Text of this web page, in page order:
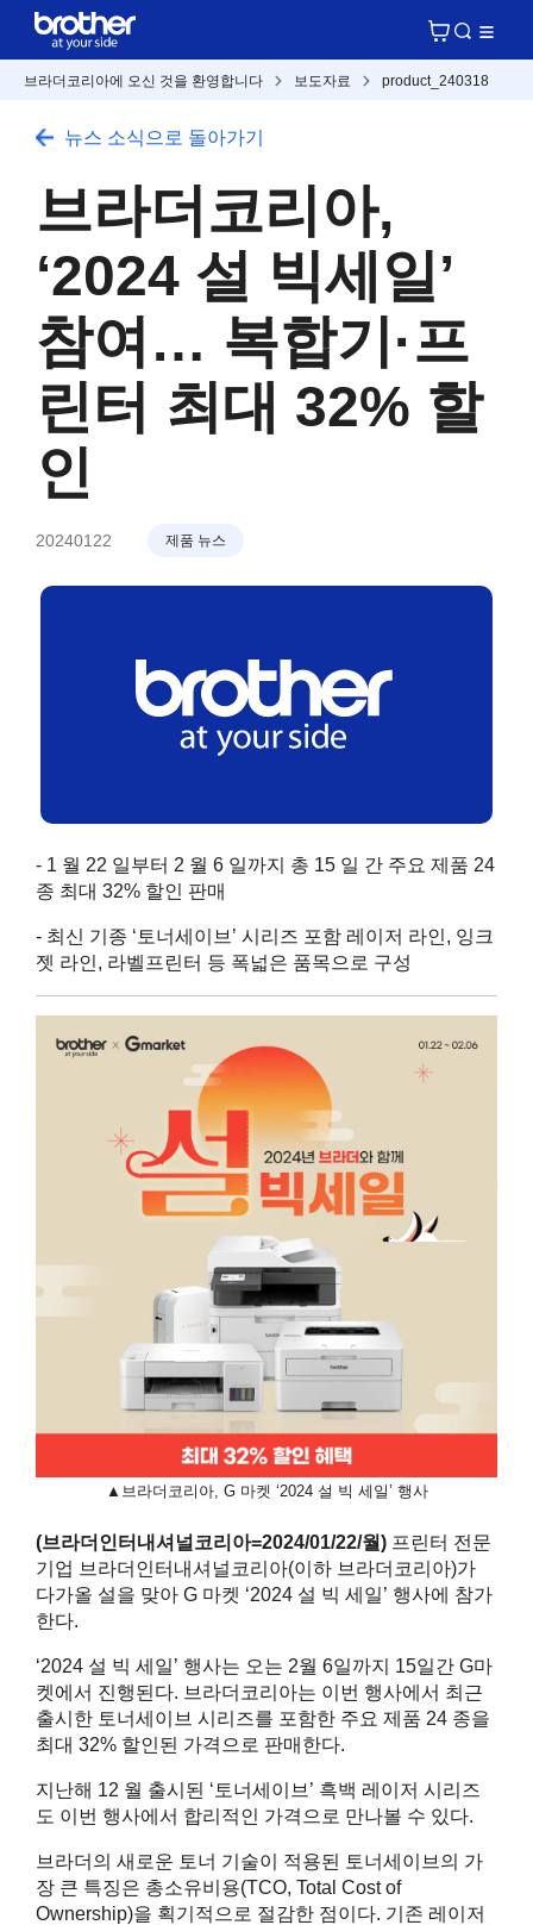
브라더코리아에 오신 것을 환영합니다 보도자료 product_240318
뉴스 소식으로 돌아가기
브라더코리아,
‘2024 설 빅세일’
참여… 복합기·프
린터 최대 32% 할
인
20240122 제품 뉴스
- 1 월 22 일부터 2 월 6 일까지 총 15 일 간 주요 제품 24
종 최대 32% 할인 판매
- 최신 기종 ‘토너세이브’ 시리즈 포함 레이저 라인, 잉크
젯 라인, 라벨프린터 등 폭넓은 품목으로 구성
▲브라더코리아, G 마켓 ‘2024 설 빅 세일’ 행사
(브라더인터내셔널코리아=2024/01/22/월) 프린터 전문
기업 브라더인터내셔널코리아(이하 브라더코리아)가
다가올 설을 맞아 G 마켓 ‘2024 설 빅 세일’ 행사에 참가
한다.
‘2024 설 빅 세일’ 행사는 오는 2월 6일까지 15일간 G마
켓에서 진행된다. 브라더코리아는 이번 행사에서 최근
출시한 토너세이브 시리즈를 포함한 주요 제품 24 종을
최대 32% 할인된 가격으로 판매한다.
지난해 12 월 출시된 ‘토너세이브’ 흑백 레이저 시리즈
도 이번 행사에서 합리적인 가격으로 만나볼 수 있다.
브라더의 새로운 토너 기술이 적용된 토너세이브의 가
장 큰 특징은 총소유비용(TCO, Total Cost of
Ownership)을 획기적으로 절감한 점이다. 기존 레이저